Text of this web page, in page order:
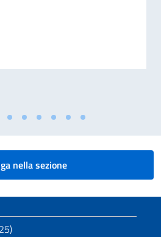
del Sacrificio del Lavoro Italiano nel
nella sezione